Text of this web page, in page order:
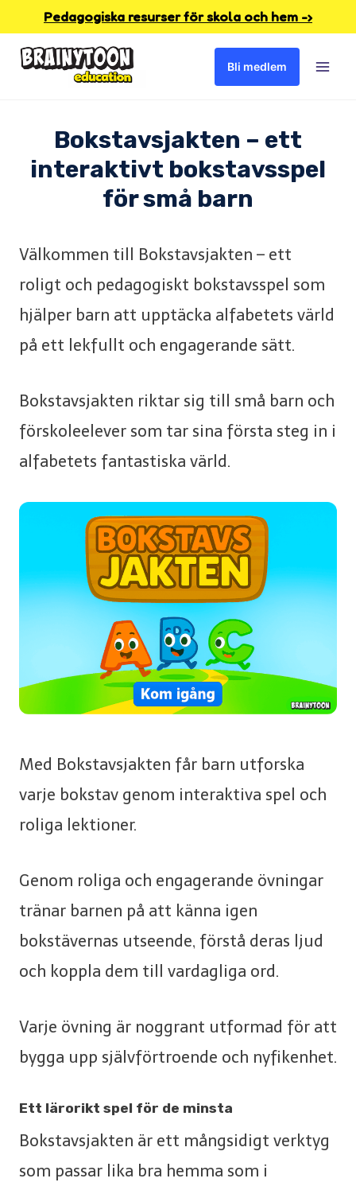
content
Pedagogiska resurser för skola och hem -›
Bli medlem
Bokstavsjakten – ett
interaktivt bokstavsspel
för små barn
Välkommen till Bokstavsjakten – ett
roligt och pedagogiskt bokstavsspel som
hjälper barn att upptäcka alfabetets värld
på ett lekfullt och engagerande sätt.
Bokstavsjakten riktar sig till små barn och
förskoleelever som tar sina första steg in i
alfabetets fantastiska värld.
Med Bokstavsjakten får barn utforska
varje bokstav genom interaktiva spel och
roliga lektioner.
Genom roliga och engagerande övningar
tränar barnen på att känna igen
bokstävernas utseende, förstå deras ljud
och koppla dem till vardagliga ord.
Varje övning är noggrant utformad för att
bygga upp självförtroende och nyfikenhet.
Ett lärorikt spel för de minsta
Bokstavsjakten är ett mångsidigt verktyg
som passar lika bra hemma som i